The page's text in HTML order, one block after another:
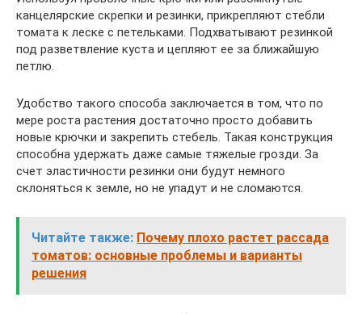
канцелярские скрепки и резинки, прикрепляют стебли
томата к леске с петельками. Подхватывают резинкой
под разветвление куста и цепляют ее за ближайшую
петлю.
Удобство такого способа заключается в том, что по
мере роста растения достаточно просто добавить
новые крючки и закрепить стебель. Такая конструкция
способна удержать даже самые тяжелые грозди. За
счет эластичности резинки они будут немного
склоняться к земле, но не упадут и не сломаются.
Читайте также: Почему плохо растет рассада
томатов: основные проблемы и варианты
решения